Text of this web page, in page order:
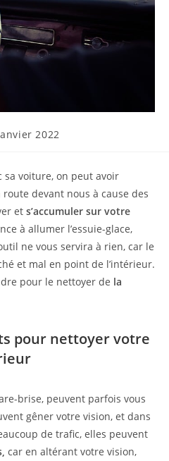
2022
sa voiture, on peut avoir
devant nous à cause des
et s’accumuler sur votre
à allumer l’essuie-glace,
ne vous servira à rien, car le
et mal en point de l’intérieur.
pour le nettoyer de la
pour nettoyer votre
brise, peuvent parfois vous
gêner votre vision, et dans
de trafic, elles peuvent
car en altérant votre vision,